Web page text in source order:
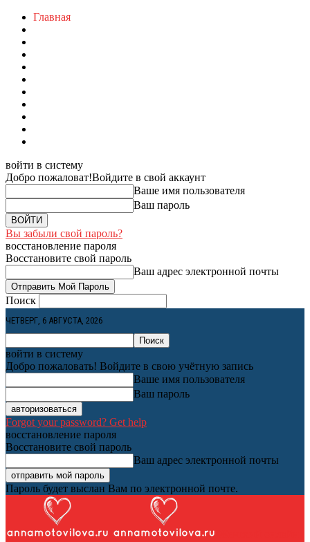
Главная
войти в систему
Добро пожаловат!Войдите в свой аккаунт
Ваше имя пользователя
Ваш пароль
Вы забыли свой пароль?
восстановление пароля
Восстановите свой пароль
Ваш адрес электронной почты
Поиск
ЧЕТВЕРГ, 6 АВГУСТА, 2026
войти в систему
Добро пожаловать! Войдите в свою учётную запись
Ваше имя пользователя
Ваш пароль
Forgot your password? Get help
восстановление пароля
Восстановите свой пароль
Ваш адрес электронной почты
Пароль будет выслан Вам по электронной почте.